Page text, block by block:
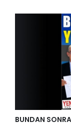
BUNDAN